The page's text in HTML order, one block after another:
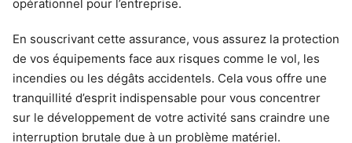
opérationnel pour l’entreprise.
En souscrivant cette assurance, vous assurez la protection
de vos équipements face aux risques comme le vol, les
incendies ou les dégâts accidentels. Cela vous offre une
tranquillité d’esprit indispensable pour vous concentrer
sur le développement de votre activité sans craindre une
interruption brutale due à un problème matériel.